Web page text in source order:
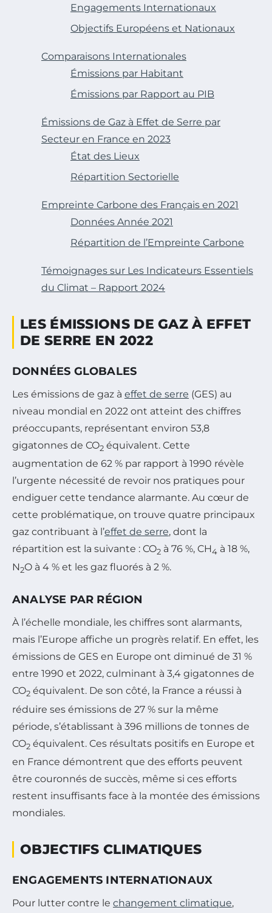
Engagements Internationaux
Objectifs Européens et Nationaux
Comparaisons Internationales
Émissions par Habitant
Émissions par Rapport au PIB
Émissions de Gaz à Effet de Serre par
Secteur en France en 2023
État des Lieux
Répartition Sectorielle
Empreinte Carbone des Français en 2021
Données Année 2021
Répartition de l’Empreinte Carbone
Témoignages sur Les Indicateurs Essentiels
du Climat – Rapport 2024
LES ÉMISSIONS DE GAZ À EFFET
DE SERRE EN 2022
DONNÉES GLOBALES
Les émissions de gaz à effet de serre (GES) au
niveau mondial en 2022 ont atteint des chiffres
préoccupants, représentant environ 53,8
gigatonnes de CO2 équivalent. Cette
augmentation de 62 % par rapport à 1990 révèle
l’urgente nécessité de revoir nos pratiques pour
endiguer cette tendance alarmante. Au cœur de
cette problématique, on trouve quatre principaux
gaz contribuant à l’effet de serre, dont la
répartition est la suivante : CO2 à 76 %, CH4 à 18 %,
N2O à 4 % et les gaz fluorés à 2 %.
ANALYSE PAR RÉGION
À l’échelle mondiale, les chiffres sont alarmants,
mais l’Europe affiche un progrès relatif. En effet, les
émissions de GES en Europe ont diminué de 31 %
entre 1990 et 2022, culminant à 3,4 gigatonnes de
CO2 équivalent. De son côté, la France a réussi à
réduire ses émissions de 27 % sur la même
période, s’établissant à 396 millions de tonnes de
CO2 équivalent. Ces résultats positifs en Europe et
en France démontrent que des efforts peuvent
être couronnés de succès, même si ces efforts
restent insuffisants face à la montée des émissions
mondiales.
OBJECTIFS CLIMATIQUES
ENGAGEMENTS INTERNATIONAUX
Pour lutter contre le changement climatique,